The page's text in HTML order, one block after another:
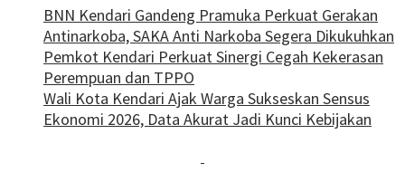
BNN Kendari Gandeng Pramuka Perkuat Gerakan
Antinarkoba, SAKA Anti Narkoba Segera Dikukuhkan
Pemkot Kendari Perkuat Sinergi Cegah Kekerasan
Perempuan dan TPPO
Wali Kota Kendari Ajak Warga Sukseskan Sensus
Ekonomi 2026, Data Akurat Jadi Kunci Kebijakan